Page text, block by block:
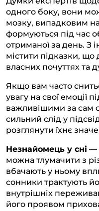
одного боку, вони
мозку, випадковим
формуються під час
отриманої за день. З
містити підказки, що
власних почуттях та
Якщо вам часто
увагу на свої емоції
важливішими за сам
сильний слід у
розглянути їхнє
Незнайомець у сні —
можна тлумачити з
вбачають у ньому
сонники трактують
внутрішніх
його проявом